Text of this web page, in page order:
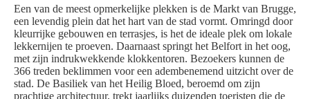
Een van de meest opmerkelijke plekken is de Markt van Brugge,
een levendig plein dat het hart van de stad vormt. Omringd door
kleurrijke gebouwen en terrasjes, is het de ideale plek om lokale
lekkernijen te proeven. Daarnaast springt het Belfort in het oog,
met zijn indrukwekkende klokkentoren. Bezoekers kunnen de
366 treden beklimmen voor een adembenemend uitzicht over de
stad. De Basiliek van het Heilig Bloed, beroemd om zijn
prachtige architectuur, trekt jaarlijks duizenden toeristen die de